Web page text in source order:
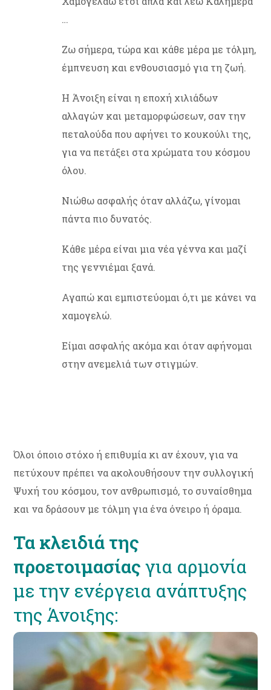
…
Ζω σήμερα, τώρα και κάθε μέρα με τόλμη,
έμπνευση και ενθουσιασμό για τη ζωή.
Η Άνοιξη είναι η εποχή χιλιάδων
αλλαγών και μεταμορφώσεων, σαν την
πεταλούδα που αφήνει το κουκούλι της,
για να πετάξει στα χρώματα του κόσμου
όλου.
Νιώθω ασφαλής όταν αλλάζω, γίνομαι
πάντα πιο δυνατός.
Κάθε μέρα είναι μια νέα γέννα και μαζί
της γεννιέμαι ξανά.
Αγαπώ και εμπιστεύομαι ό,τι με κάνει να
χαμογελώ.
Είμαι ασφαλής ακόμα και όταν αφήνομαι
στην ανεμελιά των στιγμών.
Όλοι όποιο στόχο ή επιθυμία κι αν έχουν, για να
πετύχουν πρέπει να ακολουθήσουν την συλλογική
Ψυχή του κόσμου, τον ανθρωπισμό, το συναίσθημα
και να δράσουν με τόλμη για ένα όνειρο ή όραμα.
Τα κλειδιά της
προετοιμασίας για αρμονία
με την ενέργεια ανάπτυξης
της Άνοιξης: